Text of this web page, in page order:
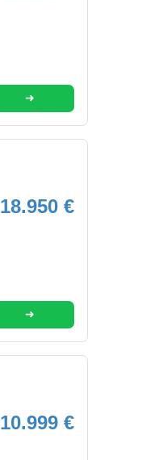
➜
18.950 €
➜
10.999 €